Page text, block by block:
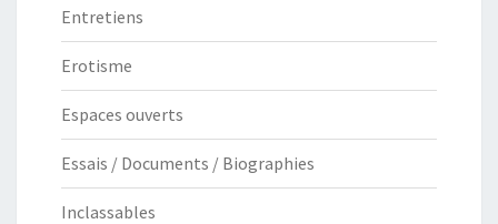
Entretiens
Erotisme
Espaces ouverts
Essais / Documents / Biographies
Inclassables